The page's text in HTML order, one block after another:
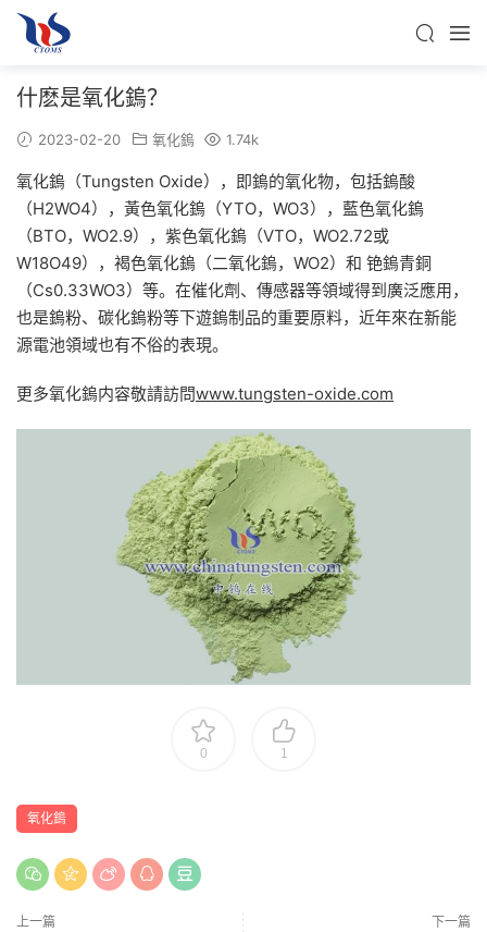
什麽是氧化鎢？
2023-02-20 氧化鎢 1.74k
氧化鎢（Tungsten Oxide），即鎢的氧化物，包括鎢酸
（H2WO4），黃色氧化鎢（YTO，WO3），藍色氧化鎢
（BTO，WO2.9），紫色氧化鎢（VTO，WO2.72或
W18O49），褐色氧化鎢（二氧化鎢，WO2）和 铯鎢青銅
（Cs0.33WO3）等。在催化劑、傳感器等領域得到廣泛應用，
也是鎢粉、碳化鎢粉等下遊鎢制品的重要原料，近年來在新能
源電池領域也有不俗的表現。
更多氧化鎢内容敬請訪問www.tungsten-oxide.com
0 1
氧化鎢
上一篇 下一篇